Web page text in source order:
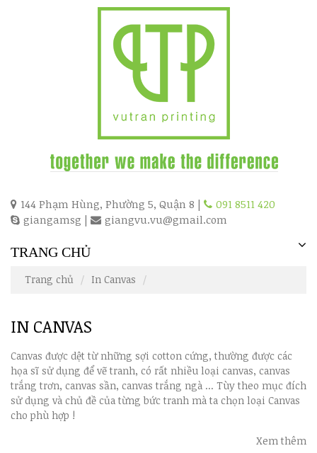
144 Phạm Hùng, Phường 5, Quận 8 |
091 8511 420
giangamsg | giangvu.vu@gmail.com
TRANG CHỦ
Trang chủ In Canvas
IN CANVAS
Canvas được dệt từ những sợi cotton cứng, thường được các
họa sĩ sử dụng để vẽ tranh, có rất nhiều loại canvas, canvas
trắng trơn, canvas sần, canvas trắng ngà ... Tùy theo mục đích
sử dụng và chủ đề của từng bức tranh mà ta chọn loại Canvas
cho phù hợp !
Xem thêm